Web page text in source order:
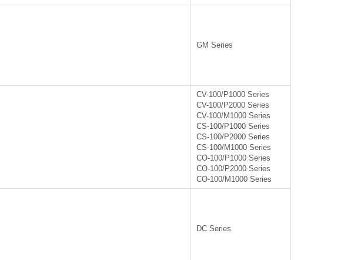
GM Series
CV-100/P1000 Series
CV-100/P2000 Series
CV-100/M1000 Series
CS-100/P1000 Series
CS-100/P2000 Series
CS-100/M1000 Series
CO-100/P1000 Series
CO-100/P2000 Series
CO-100/M1000 Series
DC Series